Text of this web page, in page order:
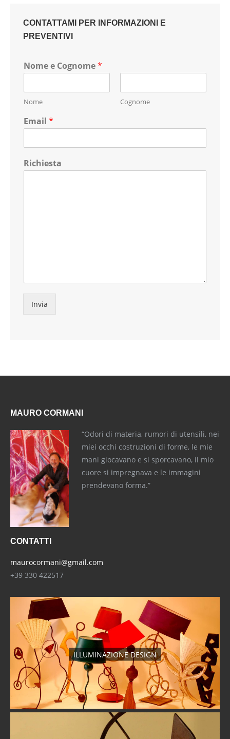
CONTATTAMI PER INFORMAZIONI E
PREVENTIVI
Nome e Cognome*
Nome Cognome
Email *
Richiesta
Invia
MAURO CORMANI
“Odori di materia, rumori di utensili, nei
miei occhi costruzioni di forme, le mie
mani giocavano e si sporcavano, il mio
cuore si impregnava e le immagini
prendevano forma.”
CONTATTI
maurocormani@gmail.com
+39 330 422517
ILLUMINAZIONE DESIGN